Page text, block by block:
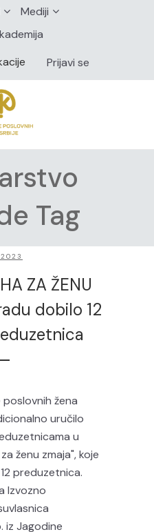
Mediji
Prijavi se
Tag
ZA ŽENU
dobilo 12
poslovnih žena
uručilo
u
ženu zmaja", koje
preduzetnica.
Izvozno
iz Jagodine